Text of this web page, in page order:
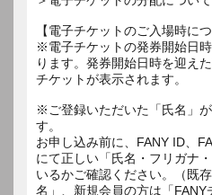
【電子チケットのご入場時につ
※電子チケットの発券開始日
ります。発券開始日時を迎え
チケットが表示されます。
※ご登録いただいた「氏名」
す。
お申し込み前に、FANY ID、
にて正しい「氏名・フリガナ
いるかご確認ください。（既
名」、新規会員の方は「FANY